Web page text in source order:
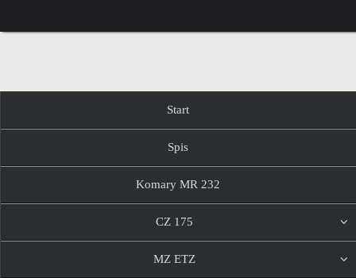
do
treści
Start
Spis
Komary MR 232
CZ 175
MZ ETZ